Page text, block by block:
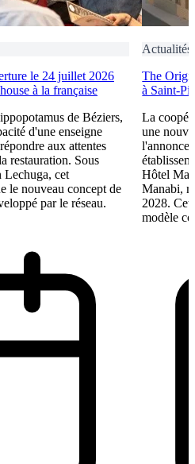
le 24 juillet 2026
à la française
de Béziers,
d'une enseigne
aux attentes
restauration. Sous
Lechuga, cet
le nouveau concept de
par le réseau.
Actualités
The
à Saint-
La
une
l'annonce
Hôtel
Manabi,
2028.
modèle